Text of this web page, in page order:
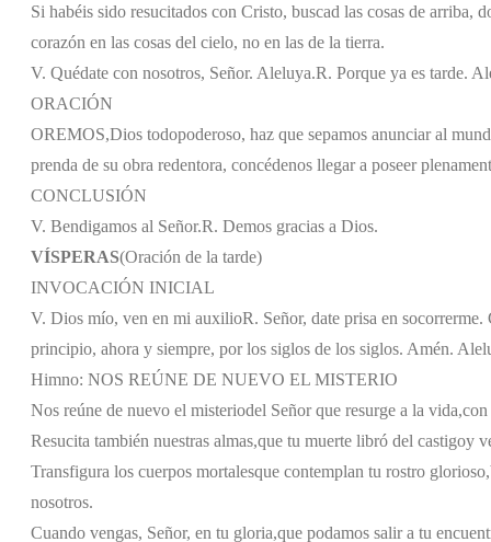
Si habéis sido resucitados con Cristo, buscad las cosas de arriba,
corazón en las cosas del cielo, no en las de la tierra.
V. Quédate con nosotros, Señor. Aleluya.R. Porque ya es tarde.
ORACIÓN
OREMOS,Dios todopoderoso, haz que sepamos anunciar al
prenda de su obra redentora, concédenos llegar a poseer
CONCLUSIÓN
V. Bendigamos al Señor.R. Demos gracias a Dios.
VÍSPERAS(Oración de la tarde)
INVOCACIÓN INICIAL
V. Dios mío, ven en mi auxilioR. Señor, date prisa en
principio, ahora y siempre, por los siglos de los siglos. Amén.
Himno: NOS REÚNE DE NUEVO EL MISTERIO
Nos reúne de nuevo el misteriodel Señor que resurge a la vida,
Resucita también nuestras almas,que tu muerte libró del castigoy
Transfigura los cuerpos mortalesque contemplan tu rostro glorioso,
nosotros.
Cuando vengas, Señor, en tu gloria,que podamos salir a tu